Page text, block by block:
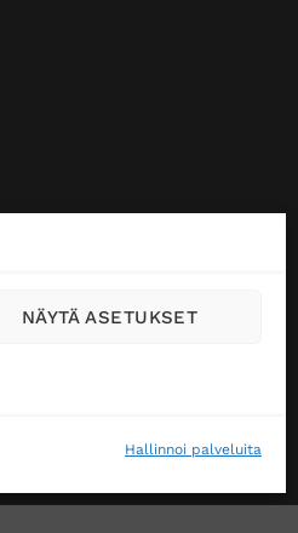
Hallinnoi palveluita
NÄYTÄ ASETUKSET